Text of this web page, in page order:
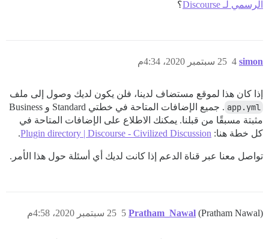
الرسمي لـ Discourse
؟
simon 25 سبتمبر 2020، 4:34م 4
إذا كان هذا لموقع مستضاف لدينا، فلن يكون لديك وصول إلى ملف
app.yml
. جميع الإضافات المتاحة في خطتي Standard و Business
مثبتة مسبقًا من قبلنا. يمكنك الاطلاع على الإضافات المتاحة في
كل خطة هنا: Plugin directory | Discourse - Civilized Discussion
.
تواصل معنا عبر قناة الدعم إذا كانت لديك أي أسئلة حول هذا الأمر.
Pratham_Nawal (Pratham Nawal) 25 سبتمبر 2020، 4:58م 5